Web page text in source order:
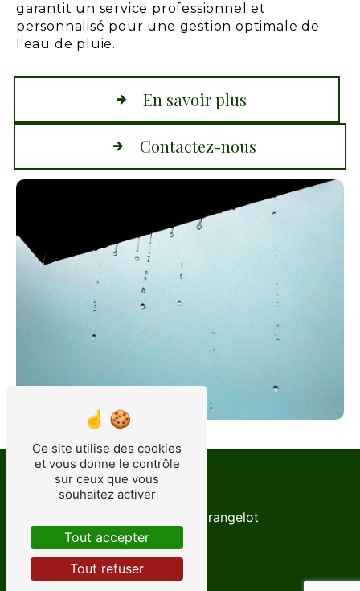
garantit un service professionnel et
personnalisé pour une gestion optimale de
l'eau de pluie.
En savoir plus
Contactez-nous
Adresse
19 Rue de la Grangelot
71250 Cluny
Ce site utilise des cookies
et vous donne le contrôle
sur ceux que vous
souhaitez activer
Tout accepter
Tout refuser